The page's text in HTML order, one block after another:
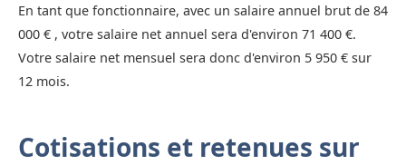
En tant que fonctionnaire, avec un salaire annuel brut de 84
000 € , votre salaire net annuel sera d'environ 71 400 €.
Votre salaire net mensuel sera donc d'environ 5 950 € sur
12 mois.
Cotisations et retenues sur